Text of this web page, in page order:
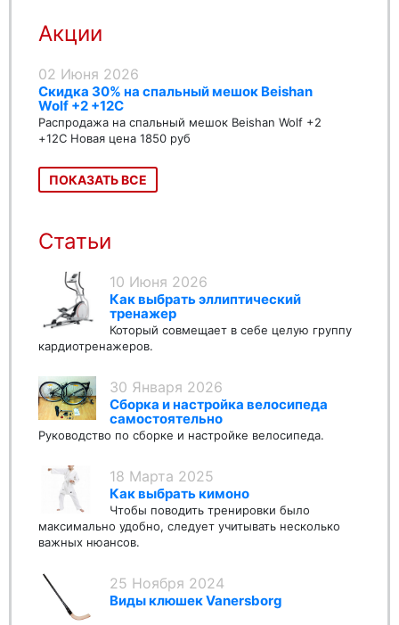
Акции
02 Июня 2026
Скидка 30% на спальный мешок Beishan
Wolf +2 +12C
Распродажа на спальный мешок Beishan Wolf +2
+12C Новая цена 1850 руб
ПОКАЗАТЬ ВСЕ
Статьи
10 Июня 2026
Как выбрать эллиптический
тренажер
Который совмещает в себе целую группу
кардиотренажеров.
30 Января 2026
Сборка и настройка велосипеда
самостоятельно
Руководство по сборке и настройке велосипеда.
18 Марта 2025
Как выбрать кимоно
Чтобы поводить тренировки было
максимально удобно, следует учитывать несколько
важных нюансов.
25 Ноября 2024
Виды клюшек Vanersborg